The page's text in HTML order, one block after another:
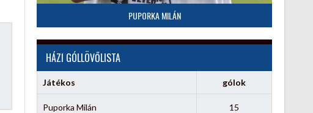
PUPORKA MILÁN
HÁZI GÓLLÖVŐLISTA
Játékos gólok
Puporka Milán 15